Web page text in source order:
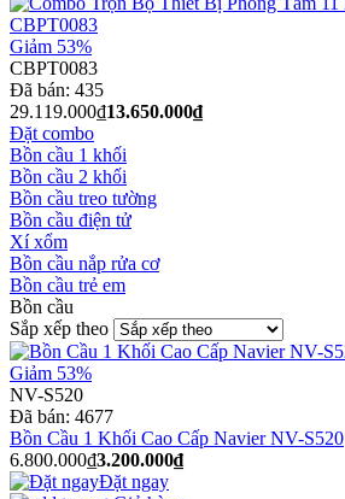
Giảm 53%
CBPT0083
Đã bán: 435
29.119.000₫13.650.000₫
Đặt combo
Bồn cầu 1 khối
Bồn cầu 2 khối
Bồn cầu treo tường
Bồn cầu điện tử
Xí xổm
Bồn cầu nắp rửa cơ
Bồn cầu trẻ em
Bồn cầu
Sắp xếp theo
Giảm 53%
NV-S520
Đã bán: 4677
Bồn Cầu 1 Khối Cao Cấp Navier NV-S520
6.800.000₫3.200.000₫
Đặt ngay